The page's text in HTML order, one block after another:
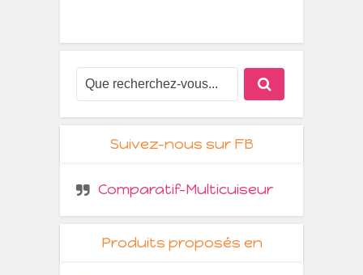
Suivez-nous sur FB
Comparatif-Multicuiseur
Produits proposés en